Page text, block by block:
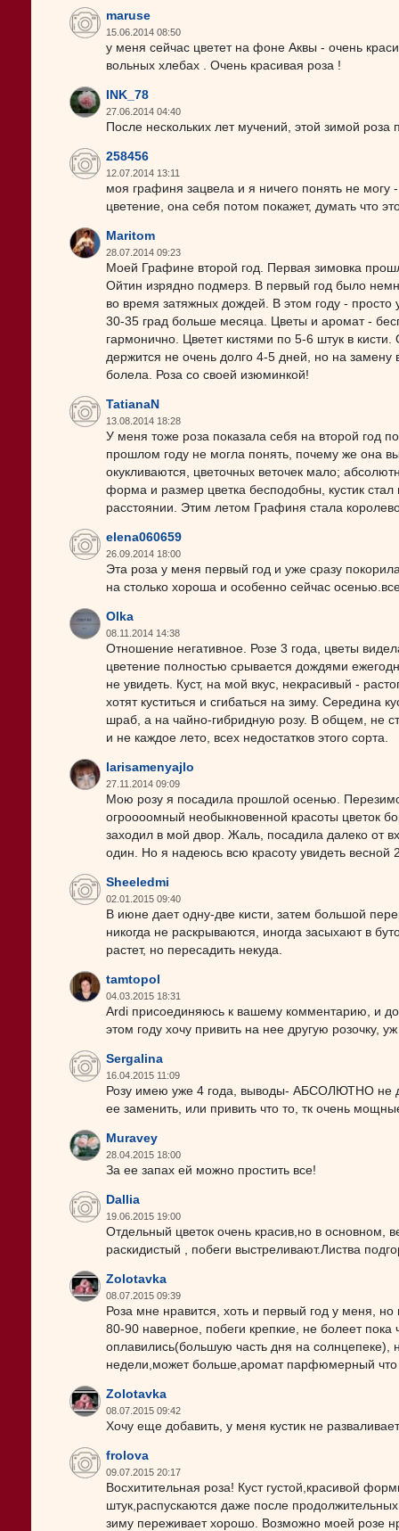
maruse
15.06.2014 08:50
у меня сейчас цветет на фоне Аквы - очень
вольных хлебах . Очень красивая роза !
INK_78
27.06.2014 04:40
После нескольких лет мучений, этой зимой
258456
12.07.2014 13:11
моя графиня зацвела и я ничего понять не могу
цветение, она себя потом покажет, думать что
Maritom
28.07.2014 09:23
Моей Графине второй год. Первая зимовка
Ойтин изрядно подмерз. В первый год было
во время затяжных дождей. В этом году - просто
30-35 град больше месяца. Цветы и аромат -
гармонично. Цветет кистями по 5-6 штук в
держится не очень долго 4-5 дней, но на
болела. Роза со своей изюминкой!
TatianaN
13.08.2014 18:28
У меня тоже роза показала себя на второй год
прошлом году не могла понять, почему же она
окукливаются, цветочных веточек мало;
форма и размер цветка бесподобны, кустик
расстоянии. Этим летом Графиня стала
elena060659
26.09.2014 18:00
Эта роза у меня первый год и уже сразу
на столько хороша и особенно сейчас
Olka
08.11.2014 14:38
Отношение негативное. Розе 3 года, цветы
цветение полностью срывается дождями
не увидеть. Куст, на мой вкус, некрасивый -
хотят куститься и сгибаться на зиму. Середина
шраб, а на чайно-гибридную розу. В общем, не
и не каждое лето, всех недостатков этого сорта.
larisamenyajlo
27.11.2014 09:09
Мою розу я посадила прошлой осенью.
огроооомный необыкновенной красоты цветок
заходил в мой двор. Жаль, посадила далеко от
один. Но я надеюсь всю красоту увидеть весной
Sheeledmi
02.01.2015 09:40
В июне дает одну-две кисти, затем большой
никогда не раскрываются, иногда засыхают в
растет, но пересадить некуда.
tamtopol
04.03.2015 18:31
Ardi присоединяюсь к вашему комментарию, и
этом году хочу привить на нее другую розочку,
Sergalina
16.04.2015 11:09
Розу имею уже 4 года, выводы- АБСОЛЮТНО не
ее заменить, или привить что то, тк очень
Muravey
28.04.2015 18:00
За ее запах ей можно простить все!
Dallia
19.06.2015 19:00
Отдельный цветок очень красив,но в основном,
раскидистый , побеги выстреливают.Листва
Zolotavka
08.07.2015 09:39
Роза мне нравится, хоть и первый год у меня,
80-90 наверное, побеги крепкие, не болеет
оплавились(большую часть дня на солнцепеке),
недели,может больше,аромат парфюмерный что
Zolotavka
08.07.2015 09:42
Хочу еще добавить, у меня кустик не
frolova
09.07.2015 20:17
Восхитительная роза! Куст густой,красивой
штук,распускаются даже после
зиму переживает хорошо. Возможно моей розе